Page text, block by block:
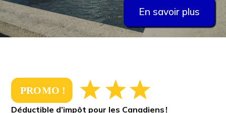
En savoir plus
Déductible d’impôt pour les Canadiens !